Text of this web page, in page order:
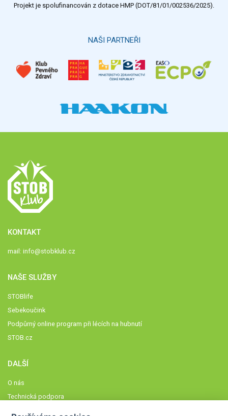
Projekt je spolufinancován z dotace HMP (DOT/81/01/002536/2025).
NAŠI PARTNEŘI
KONTAKT
mail: info@stobklub.cz
NAŠE SLUŽBY
STOBlife
Sebekoučink
Podpůrný online program při lécích na hubnutí
STOB.cz
DALŠÍ
O nás
Technická podpora